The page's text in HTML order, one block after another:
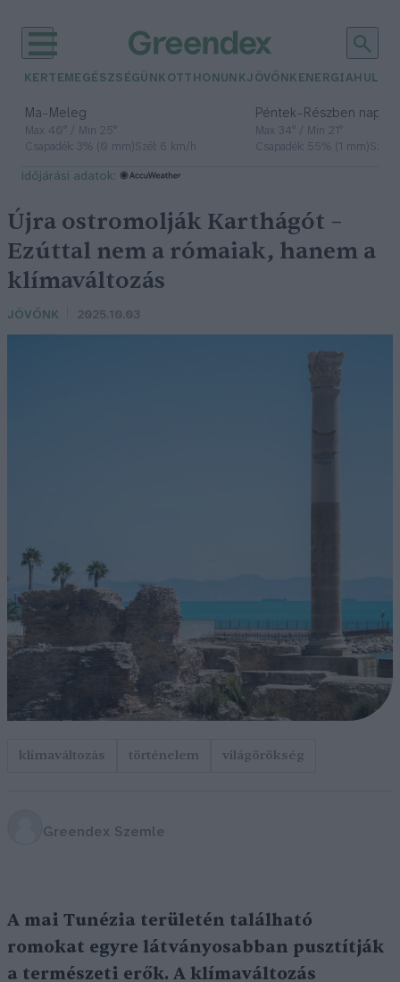
KERTEM EGÉSZSÉGÜNK OTTHONUNKJÖVŐNK ENERGIA
Ma– Meleg
Max 40° / Min 25°
Csapadék: 3% (0 mm)Szél: 6 km/h
Péntek– Részben
Max 34° / Min 21°
Csapadék: 55% (1 mm)Szél:
időjárási adatok:
Újra ostromolják Karthágót –
Ezúttal nem a rómaiak, hanem a
klímaváltozás
JÖVŐNK 2025.10.03
klímaváltozás történelem világörökség
Greendex Szemle
A mai Tunézia területén található
romokat egyre látványosabban pusztítják
a természeti erők. A klímaváltozás